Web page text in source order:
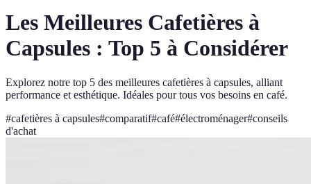
Les Meilleures Cafetières à
Capsules : Top 5 à Considérer
Explorez notre top 5 des meilleures cafetières à capsules, alliant
performance et esthétique. Idéales pour tous vos besoins en café.
#cafetières à capsules#comparatif#café#électroménager#conseils
d'achat